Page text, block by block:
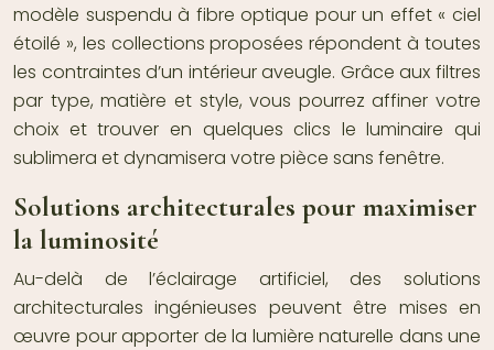
modèle suspendu à fibre optique pour un effet « ciel
étoilé », les collections proposées répondent à toutes
les contraintes d’un intérieur aveugle. Grâce aux filtres
par type, matière et style, vous pourrez affiner votre
choix et trouver en quelques clics le luminaire qui
sublimera et dynamisera votre pièce sans fenêtre.
Solutions architecturales pour maximiser
la luminosité
Au-delà de l’éclairage artificiel, des solutions
architecturales ingénieuses peuvent être mises en
œuvre pour apporter de la lumière naturelle dans une